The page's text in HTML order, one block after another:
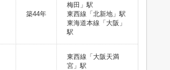
築44年
梅田」駅
東西線「北新地」駅
東海道本線「大阪」
駅
東西線「大阪天満
宮」駅